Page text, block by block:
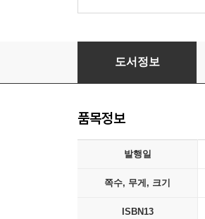
시선으로부터,
도서정보
품목정보
발행일
쪽수, 무게, 크기
ISBN13